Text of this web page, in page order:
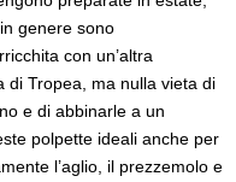
genere sono
con un’altra
di Tropea, ma nulla vieta di
e di abbinarle a un
polpette ideali anche per
l’aglio, il prezzemolo e